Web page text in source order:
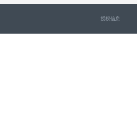
授权信息